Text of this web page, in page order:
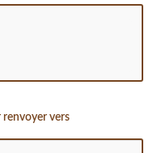
renvoyer vers